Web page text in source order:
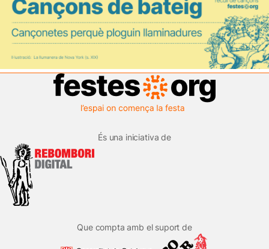
És una iniciativa de
Que compta amb el suport de